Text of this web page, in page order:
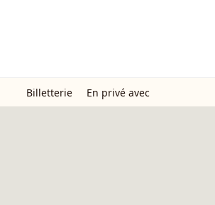
Billetterie En privé avec